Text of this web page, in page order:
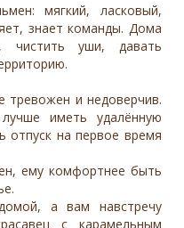
мягкий, ласковый,
знает команды. Дома
чистить уши, давать
тревожен и недоверчив.
иметь удалённую
отпуск на первое время
ему комфортнее быть
а вам навстречу
с карамельным